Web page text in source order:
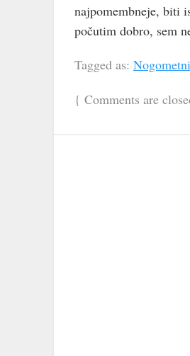
najpomembneje, biti
počutim dobro, sem
Tagged as:
{ Comments are